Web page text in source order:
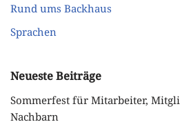
Rund ums Backhaus
Sprachen
Neueste Beiträge
Sommerfest für Mitarbeiter,
Nachbarn